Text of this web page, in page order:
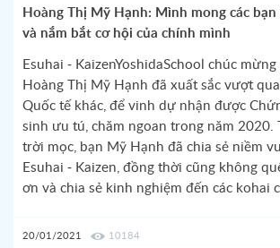
Hoàng Thị Mỹ Hạnh: Mình mong các
và nắm bắt cơ hội của chính mình
Esuhai - KaizenYoshidaSchool chúc
Hoàng Thị Mỹ Hạnh đã xuất sắc vượt
Quốc tế khác, để vinh dự nhận được
sinh ưu tú, chăm ngoan trong năm 2020.
trời mọc, bạn Mỹ Hạnh đã chia sẻ niềm
Esuhai - Kaizen, đồng thời cũng không
ơn và chia sẻ kinh nghiệm đến các kohai
20/01/2021 10184